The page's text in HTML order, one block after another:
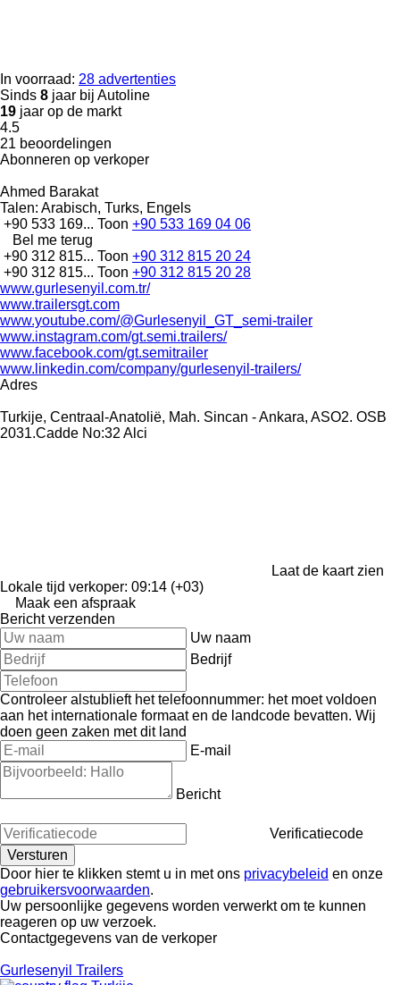
In voorraad: 28 advertenties
Sinds 8 jaar bij Autoline
19 jaar op de markt
4.5
21 beoordelingen
Abonneren op verkoper
Ahmed Barakat
Talen: Arabisch, Turks, Engels
+90 533 169... Toon +90 533 169 04 06
Bel me terug
+90 312 815... Toon +90 312 815 20 24
+90 312 815... Toon +90 312 815 20 28
www.gurlesenyil.com.tr/
www.trailersgt.com
www.youtube.com/@Gurlesenyil_GT_semi-trailer
www.instagram.com/gt.semi.trailers/
www.facebook.com/gt.semitrailer
www.linkedin.com/company/gurlesenyil-trailers/
Adres
Turkije, Centraal-Anatolië, Mah. Sincan - Ankara, ASO2. OSB
2031.Cadde No:32 Alci
Laat de kaart zien
Lokale tijd verkoper: 09:14 (+03)
Maak een afspraak
Bericht verzenden
Uw naam
Bedrijf
Controleer alstublieft het telefoonnummer: het moet voldoen
aan het internationale formaat en de landcode bevatten. Wij
doen geen zaken met dit land
E-mail
Bericht
Verificatiecode
Door hier te klikken stemt u in met ons privacybeleid en onze
gebruikersvoorwaarden.
Uw persoonlijke gegevens worden verwerkt om te kunnen
reageren op uw verzoek.
Contactgegevens van de verkoper
Gurlesenyil Trailers